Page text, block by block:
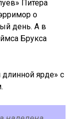
Питера
о
день. А в
Брукса
ярде» с